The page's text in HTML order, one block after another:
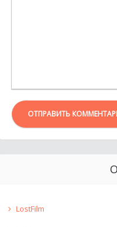
ОТПРАВИТЬ
LostFilm